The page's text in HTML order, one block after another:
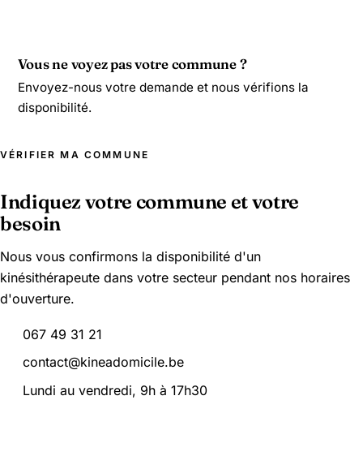
Vous ne voyez pas votre commune ?
Envoyez-nous votre demande et nous vérifions la
disponibilité.
VÉRIFIER MA COMMUNE
Indiquez votre commune et votre
besoin
Nous vous confirmons la disponibilité d'un
kinésithérapeute dans votre secteur pendant nos horaires
d'ouverture.
067 49 31 21
contact@kineadomicile.be
Lundi au vendredi, 9h à 17h30